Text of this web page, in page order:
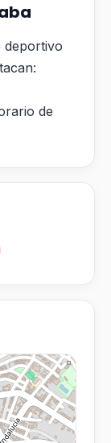
deportivo
de